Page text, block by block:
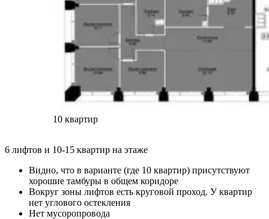
10 квартир
6 лифтов и 10-15 квартир на этаже
Видно, что в варианте (где 10 квартир) присутствуют
хорошие тамбуры в общем коридоре
Вокруг зоны лифтов есть круговой проход. У квартир
нет углового остекления
Нет мусоропровода